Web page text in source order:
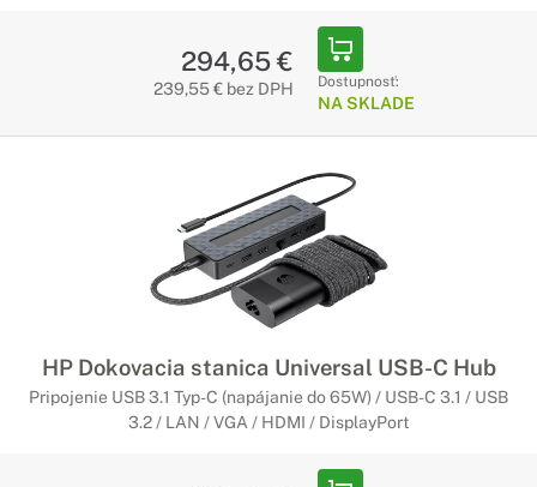
294,65 €
239,55 € bez DPH Dostupnosť:
NA SKLADE
HP Dokovacia stanica Universal USB-C Hub
Pripojenie USB 3.1 Typ-C (napájanie do 65W) / USB-C 3.1 / USB
3.2 / LAN / VGA / HDMI / DisplayPort